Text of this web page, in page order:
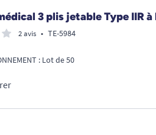
3 plis jetable Type IIR
2 avis • TE-5984
: Lot de 50